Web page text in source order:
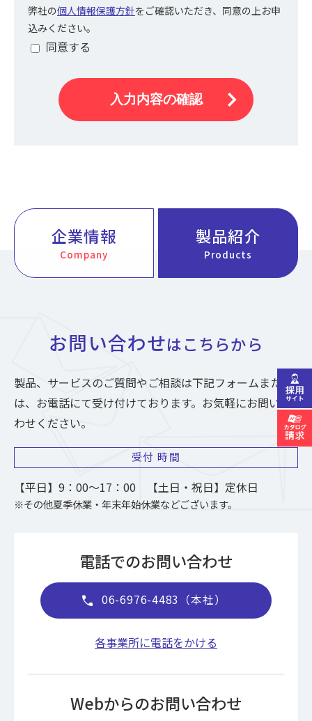
弊社の個人情報保護方針をご確認いただき、同意の上お申
込みください。
同意する
入力内容の確認
企業情報
Company
製品紹介
Products
お問い合わせはこちらから
製品、サービスのご質問やご相談は下記フォームまた
は、お電話にて受け付けております。お気軽にお問い合
わせください。
受付 時間
【平日】9：00～17：00 【土日・祝日】定休日
※その他夏季休業・年末年始休業などございます。
電話でのお問い合わせ
call 06-6976-4483（本社）
各事業所に電話をかける
Webからのお問い合わせ